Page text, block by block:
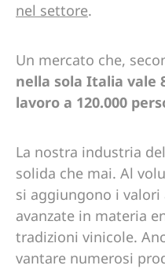
nel settore.
Un mercato che,
nella sola Italia vale
lavoro a 120.000
La nostra industria
solida che mai. Al
si aggiungono i
avanzate in materia
tradizioni vinicole.
vantare numerosi